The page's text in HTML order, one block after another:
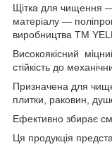
Щітка для чищення —
матеріалу —
виробництва TM
Високоякісний
стійкість до
Призначена для
плитки, раковин,
Ефективно збирає
Ця продукція